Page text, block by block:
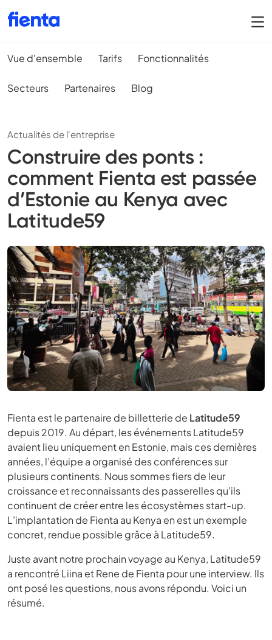
Vue d'ensemble Tarifs Fonctionnalités
Secteurs Partenaires Blog
Actualités de l'entreprise
Construire des ponts :
comment Fienta est passée
d’Estonie au Kenya avec
Latitude59
Fienta est le partenaire de billetterie de Latitude59
depuis 2019. Au départ, les événements Latitude59
avaient lieu uniquement en Estonie, mais ces dernières
années, l’équipe a organisé des conférences sur
plusieurs continents. Nous sommes fiers de leur
croissance et reconnaissants des passerelles qu’ils
continuent de créer entre les écosystèmes start-up.
L’implantation de Fienta au Kenya en est un exemple
concret, rendue possible grâce à Latitude59.
Juste avant notre prochain voyage au Kenya, Latitude59
a rencontré Liina et Rene de Fienta pour une interview. Ils
ont posé les questions, nous avons répondu. Voici un
résumé.